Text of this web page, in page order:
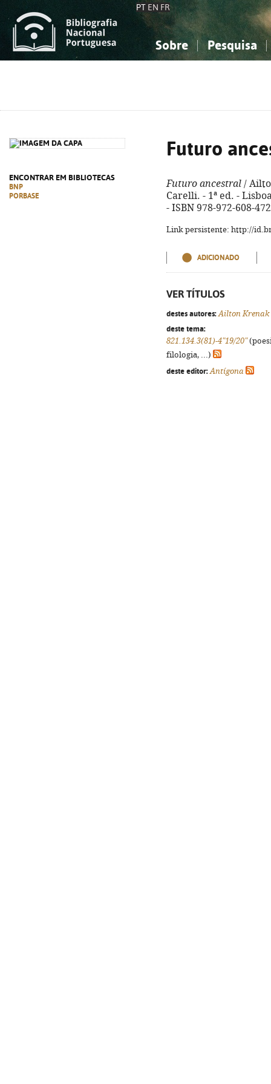
PT EN FR
Sobre Pesquisa
ENCONTRAR EM BIBLIOTECAS
BNP
PORBASE
Futuro
Futuro ancestral /
Carelli. - 1ª ed. -
- ISBN 978-972-608-
Link persistente: http://
ADICIONADO
VER TÍTULOS
destes autores: Ailton Krenak
deste tema:
821.134.3(81)-4"19/20"
filologia, ...)
deste editor: Antígona